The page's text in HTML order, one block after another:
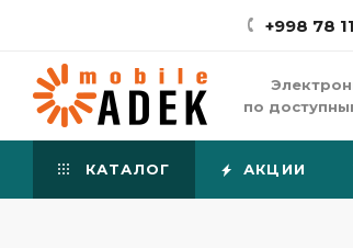
+998 78
по
КАТАЛОГ АКЦИИ